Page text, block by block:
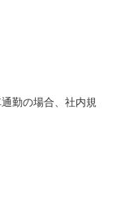
勤の場合、社内規